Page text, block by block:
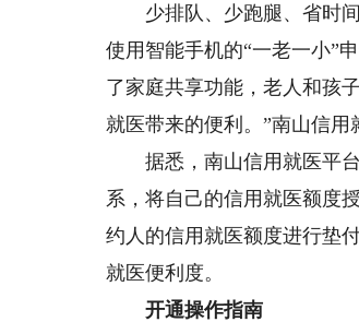
少排队、少跑腿、省时间
使用智能手机的“一老一小”
了家庭共享功能，老人和孩
就医带来的便利。”南山信用
据悉，南山信用就医平台
系，将自己的信用就医额度
约人的信用就医额度进行垫
就医便利度。
开通操作指南